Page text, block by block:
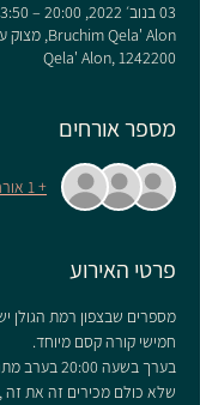
03 בנוב׳ 2022, 20:00 – 23:50
Qela' Alon, 1242200
מספר אורחים
+ 1 אורחים אחרים
פרטי האירוע
מספרים שבצפון רמת הגולן
חמישי קורה קסם מיוחד.
בערך בשעה
שלא כולם מכירים זה את זה ,